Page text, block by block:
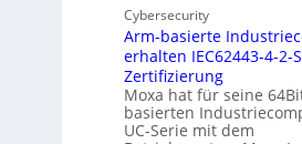
e
n
o
s
t
e
n
u
i
n
n
t
a
n
g
u
n
g
b
e
n
t
e
l
l
g
Cybersecurity
Arm-basierte
erhalten IEC62443-4-2-
Zertifizierung
Moxa hat für seine
basierten
UC-Serie mit dem